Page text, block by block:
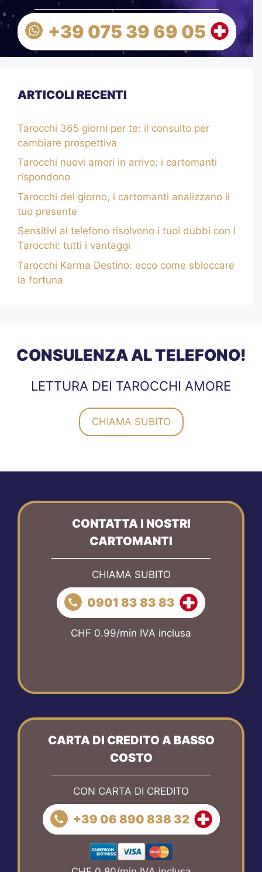
+39 075 39 69 05
ARTICOLI RECENTI
Tarocchi 365 giorni per te: il consulto per
cambiare prospettiva
Tarocchi nuovi amori in arrivo: i cartomanti
rispondono
Tarocchi del giorno, i cartomanti analizzano il
tuo presente
Sensitivi al telefono risolvono i tuoi dubbi con i
Tarocchi: tutti i vantaggi
Tarocchi Karma Destino: ecco come sbloccare
la fortuna
CONSULENZA AL TELEFONO!
LETTURA DEI TAROCCHI AMORE
CHIAMA SUBITO
CONTATTA I NOSTRI
CARTOMANTI
CHIAMA SUBITO
0901 83 83 83
CHF 0.99/min IVA inclusa
CARTA DI CREDITO A BASSO
COSTO
CON CARTA DI CREDITO
+39 06 890 838 32